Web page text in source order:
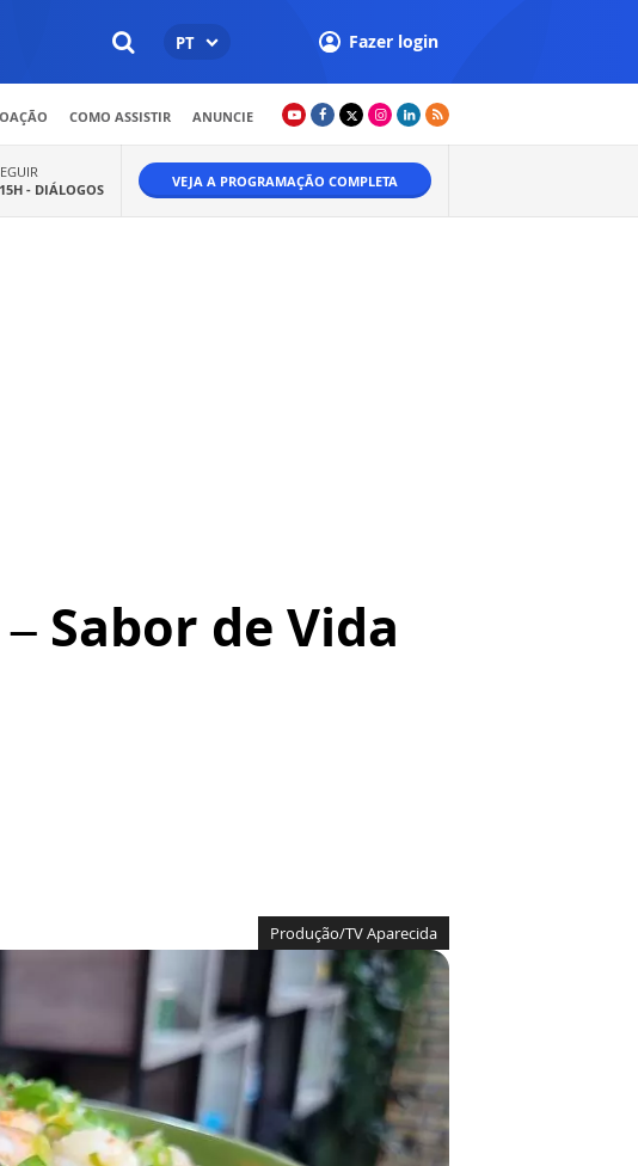
PT Fazer login
COMO ASSISTIR ANUNCIE
- DIÁLOGOS VEJA A PROGRAMAÇÃO COMPLETA
Sabor de Vida
Produção/TV Aparecida